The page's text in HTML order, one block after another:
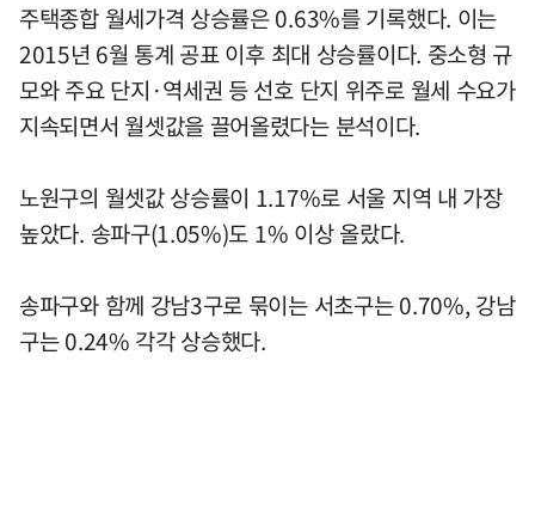
주택종합 월세가격 상승률은 0.63%를 기록했다. 이는
2015년 6월 통계 공표 이후 최대 상승률이다. 중소형 규
모와 주요 단지·역세권 등 선호 단지 위주로 월세 수요가
지속되면서 월셋값을 끌어올렸다는 분석이다.
노원구의 월셋값 상승률이 1.17%로 서울 지역 내 가장
높았다. 송파구(1.05%)도 1% 이상 올랐다.
송파구와 함께 강남3구로 묶이는 서초구는 0.70%, 강남
구는 0.24% 각각 상승했다.